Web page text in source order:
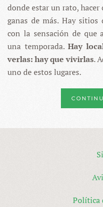
donde estar un rato,
ganas de más. Hay
con la sensación de que
una temporada. Hay
verlas: hay que vivirlas.
uno de estos lugares.
Política